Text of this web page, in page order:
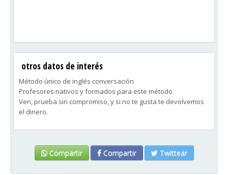
otros datos de interés
Método único de inglés conversación
Profesores nativos y formados para este método.
Ven, prueba sin compromiso, y si no te gusta te devolvemos
el dinero.
Compartir Compartir Twittear